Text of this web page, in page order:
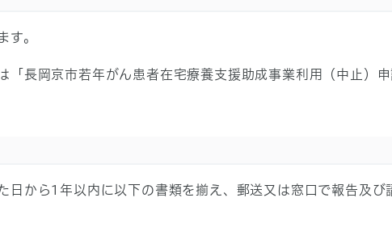
す。
「長岡京市若年がん患者在宅療養支援助成事業利用（中止）
日から1年以内に以下の書類を揃え、郵送又は窓口で報告及び